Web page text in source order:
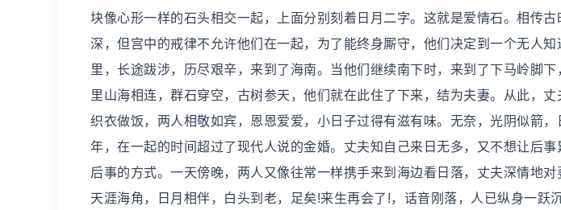
块像心形一样的石头相交一起，上面分别刻着日月二字。这就是爱情石。相传
深，但宫中的戒律不允许他们在一起，为了能终身厮守，他们决定到一个无人
里，长途跋涉，历尽艰辛，来到了海南。当他们继续南下时，来到了下马岭脚
里山海相连，群石穿空，古树参天，他们就在此住了下来，结为夫妻。从此，
织衣做饭，两人相敬如宾，恩恩爱爱，小日子过得有滋有味。无奈，光阴似箭
年，在一起的时间超过了现代人说的金婚。丈夫知自己来日无多，又不想让后
后事的方式。一天傍晚，两人又像往常一样携手来到海边看日落，丈夫深情地
天涯海角，日月相伴，白头到老，足矣!来生再会了!，话音刚落，人已纵身一跃